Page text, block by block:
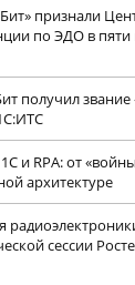
признали
по ЭДО в пяти
получил звание
и RPA: от
архитектуре
сессии